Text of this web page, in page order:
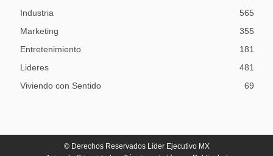
Industria
565
Marketing
355
Entretenimiento
181
Lideres
481
Viviendo con Sentido
69
© Derechos Reservados Líder Ejecutivo MX